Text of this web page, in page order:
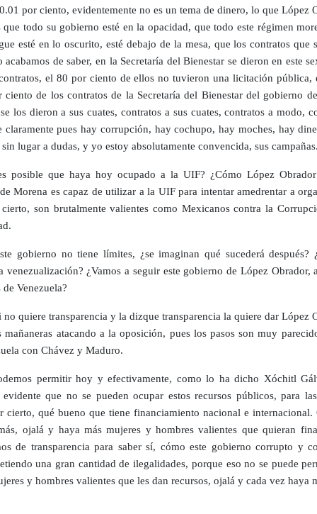
por ciento, evidentemente no es un tema de dinero, lo que López
que todo su gobierno esté en la opacidad, que todo este régimen
esté en lo oscurito, esté debajo de la mesa, que los contratos que
acabamos de saber, en la Secretaría del Bienestar se dieron en este
el 80 por ciento de ellos no tuvieron una licitación pública,
ciento de los contratos de la Secretaría del Bienestar del gobierno
los dieron a sus cuates, contratos a sus cuates, contratos a modo,
claramente pues hay corrupción, hay cochupo, hay moches, hay
lugar a dudas, y yo estoy absolutamente convencida, sus
posible que haya hoy ocupado a la UIF? ¿Cómo López
Morena es capaz de utilizar a la UIF para intentar amedrentar a
son brutalmente valientes como Mexicanos contra la
gobierno no tiene límites, ¿se imaginan qué sucederá después?
venezualización? ¿Vamos a seguir este gobierno de López Obrador,
de Venezuela?
no quiere transparencia y la dizque transparencia la quiere dar López
mañaneras atacando a la oposición, pues los pasos son muy
con Chávez y Maduro.
permitir hoy y efectivamente, como lo ha dicho Xóchitl
que no se pueden ocupar estos recursos públicos, para
cierto, qué bueno que tiene financiamiento nacional e internacional.
ojalá y haya más mujeres y hombres valientes que quieran
de transparencia para saber sí, cómo este gobierno corrupto y
una gran cantidad de ilegalidades, porque eso no se puede
y hombres valientes que les dan recursos, ojalá y cada vez haya